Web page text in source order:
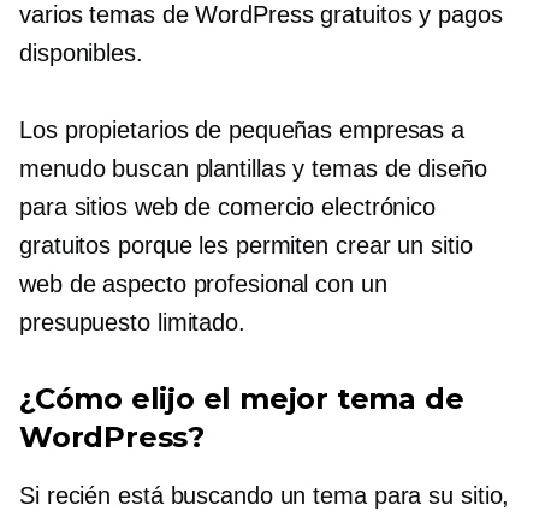
varios temas de WordPress gratuitos y pagos
disponibles.
Los propietarios de pequeñas empresas a
menudo buscan plantillas y temas de diseño
para sitios web de comercio electrónico
gratuitos porque les permiten crear un sitio
web de aspecto profesional con un
presupuesto limitado.
¿Cómo elijo el mejor tema de
WordPress?
Si recién está buscando un tema para su sitio,